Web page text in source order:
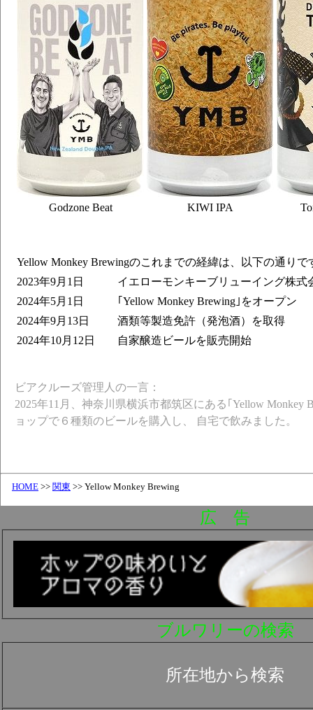
Godzone Beat KIWI IPA
Yellow Monkey Brewingのこれまでの経緯は、以下の通りで
2023年9月1日
イエローモンキーブリューイング株式
2024年5月1日
｢Yellow Monkey Brewing｣をオープン
2024年9月13日
酒類等製造免許（発泡酒）を取得
2024年10月12日
自家醸造ビールを販売開始
ビアクルーズ管理人の一言：
2025年11月、神奈川県横浜市都筑区にある｢Yellow Monkey
ョップで６種類のビールを購入し、 自宅で飲みました。
HOME >> 関東 >> Yellow Monkey Brewing